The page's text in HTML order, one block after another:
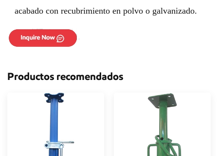
acabado con recubrimiento en polvo o galvanizado.
Productos recomendados